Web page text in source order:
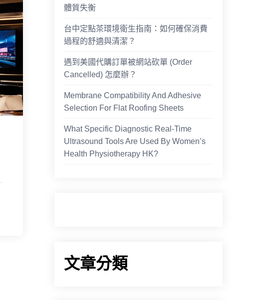
體質失衡
台中定點茶環境衛生指南：如何確保消費
過程的舒適與清潔？
遇到美國代購訂單被網站砍單 (Order
Cancelled) 怎麼辦？
Membrane Compatibility And Adhesive
Selection For Flat Roofing Sheets
What Specific Diagnostic Real-Time
Ultrasound Tools Are Used By Women’s
Health Physiotherapy HK?
文章分類